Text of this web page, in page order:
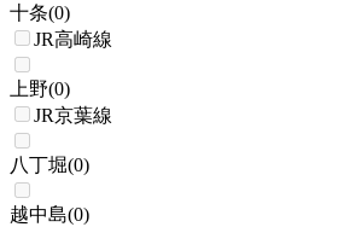
十条(0)
JR高崎線
上野(0)
JR京葉線
八丁堀(0)
越中島(0)